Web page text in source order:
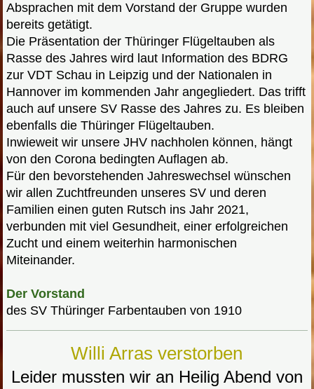
Absprachen mit dem Vorstand der Gruppe wurden
bereits getätigt.
Die Präsentation der Thüringer Flügeltauben als
Rasse des Jahres wird laut Information des BDRG
zur VDT Schau in Leipzig und der Nationalen in
Hannover im kommenden Jahr angegliedert. Das trifft
auch auf unsere SV Rasse des Jahres zu. Es bleiben
ebenfalls die Thüringer Flügeltauben.
Inwieweit wir unsere JHV nachholen können, hängt
von den Corona bedingten Auflagen ab.
Für den bevorstehenden Jahreswechsel wünschen
wir allen Zuchtfreunden unseres SV und deren
Familien einen guten Rutsch ins Jahr 2021,
verbunden mit viel Gesundheit, einer erfolgreichen
Zucht und einem weiterhin harmonischen
Miteinander.
Der Vorstand
des SV Thüringer Farbentauben von 1910
Willi Arras verstorben
Leider mussten wir an Heilig Abend von